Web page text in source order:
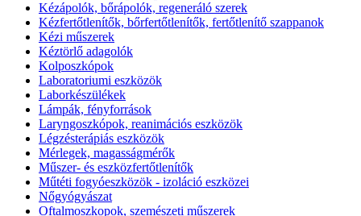
Kézápolók, bőrápolók, regeneráló szerek
Kézfertőtlenítők, bőrfertőtlenítők, fertőtlenítő szappanok
Kézi műszerek
Kéztörlő adagolók
Kolposzkópok
Laboratoriumi eszközök
Laborkészülékek
Lámpák, fényforrások
Laryngoszkópok, reanimációs eszközök
Légzésterápiás eszközök
Mérlegek, magasságmérők
Műszer- és eszközfertőtlenítők
Műtéti fogyóeszközök - izoláció eszközei
Nőgyógyászat
Oftalmoszkopok, szemészeti műszerek